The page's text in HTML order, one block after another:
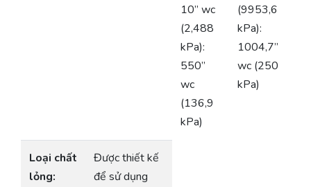
10” wc
(2,488
kPa):
550”
wc
(136,9
kPa)
(9953,6
kPa):
1004,7”
wc (250
kPa)
Loại chất
lỏng:
Được thiết kế
để sử dụng